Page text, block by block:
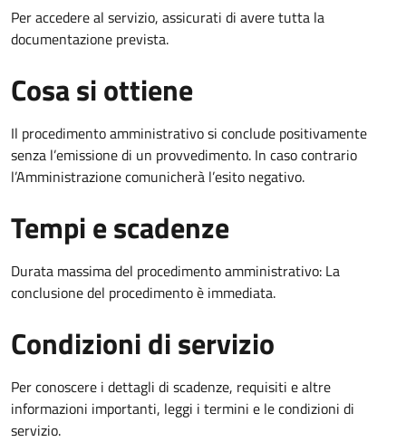
Per accedere al servizio, assicurati di avere tutta la
documentazione prevista.
Cosa si ottiene
Il procedimento amministrativo si conclude positivamente
senza l’emissione di un provvedimento. In caso contrario
l’Amministrazione comunicherà l’esito negativo.
Tempi e scadenze
Durata massima del procedimento amministrativo: La
conclusione del procedimento è immediata.
Condizioni di servizio
Per conoscere i dettagli di scadenze, requisiti e altre
informazioni importanti, leggi i termini e le condizioni di
servizio.